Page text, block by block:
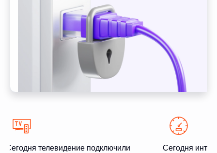
Сегодня телевидение подключили
Сегодня